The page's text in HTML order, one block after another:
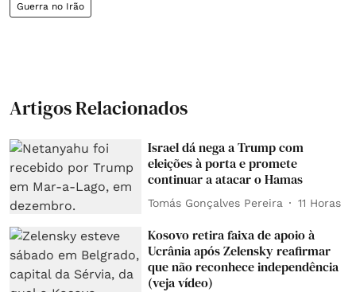
Guerra no Irão
Artigos Relacionados
Israel dá nega a Trump com
eleições à porta e promete
continuar a atacar o Hamas
Tomás Gonçalves Pereira 11 Horas
Kosovo retira faixa de apoio à
Ucrânia após Zelensky reafirmar
que não reconhece independência
(veja vídeo)